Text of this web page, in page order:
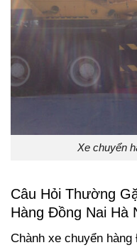
Xe chuyển
Câu Hỏi Thường
Hàng Đồng Nai Hà
Chành xe chuyển